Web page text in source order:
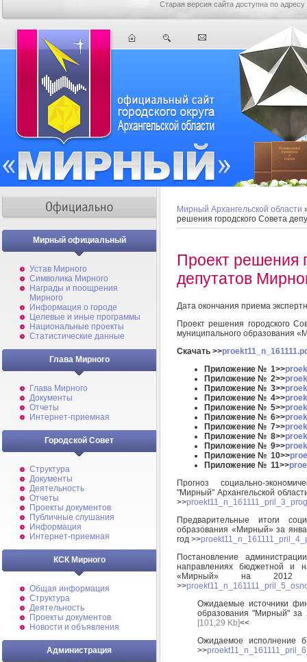
Старая версия сайта доступна по адресу
Мирный официальный
Устав Мирного
Символика Мирного
Награды и поощрения
Мирного
Информация о городе
Целевые и иные программы
Национальные проекты
Статистические данные
Глава Мирного
Глава Мирного
Документы
Отчеты
Интернет-приемная
Городской Совет
Структура
Документы
Деятельность
Отчеты
Проекты документов
Публичные слушания
Информация
Интернет-приемная
КСК Мирного
Общая информация
Структура
Деятельность
Проекты документов
Новости и объявления
Администрация
Мирный Архангельской области
решения городского Совета
Проект решения
депутатов
Дата окончания приема
Проект решения городского
муниципального образования
Скачать >>
Приложение № 1>>
Приложение № 2>>
Приложение № 3>>
Приложение № 4>>
Приложение № 5>>
Приложение № 6>>
Приложение № 7>>
Приложение № 8>>
Приложение № 9>>
Приложение № 10>>
Приложение № 11>>
Прогноз социально-
"Мирный" Архангельской
>>
Предварительные итоги
образования «Мирный» за
год >>
Постановление
направлениях бюджетной и
«Мирный» на 2012
>>
Ожидаемые источники
образования "Мирный" за
[101,29 Kb]<<
Ожидаемое исполнение
>>